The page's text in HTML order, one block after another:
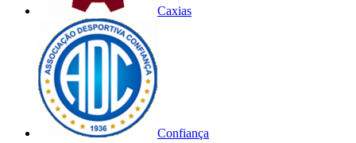
Caxias
Confiança